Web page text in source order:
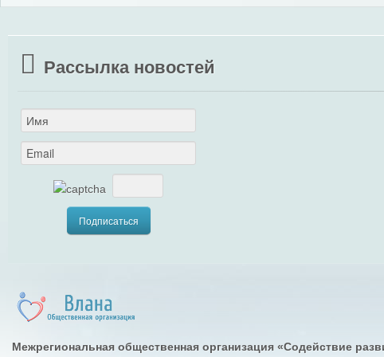
Рассылка новостей
Межрегиональная общественная организация «Содействие